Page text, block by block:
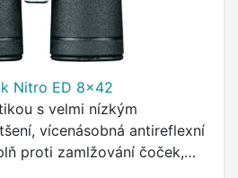
Nitro ED 8x42
s velmi nízkým
vícenásobná antireflexní
proti zamlžování čoček,